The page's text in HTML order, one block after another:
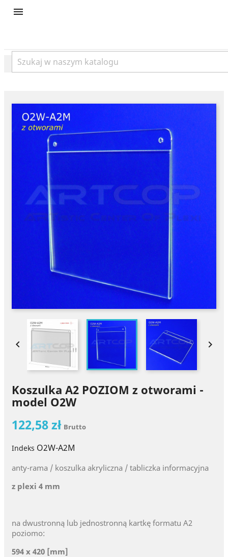
product

 
Koszulka A2 POZIOM z otworami -
model O2W
122,58 zł Brutto
Indeks O2W-A2M
anty-rama / koszulka akryliczna / tabliczka informacyjna
z plexi 4 mm
na dwustronną lub jednostronną kartkę formatu A2
poziomo:
594 x 420 [mm]